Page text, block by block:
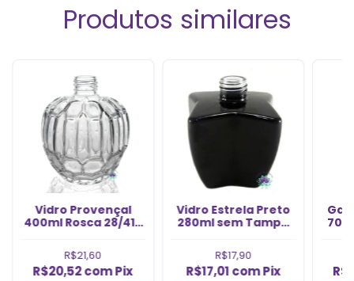
Produtos similares
Vidro Provençal
400ml Rosca 28/410
R$21,60
R$20,52comPix
Vidro Estrela Preto
280ml sem Tampa
R$17,90
R$17,01comPix